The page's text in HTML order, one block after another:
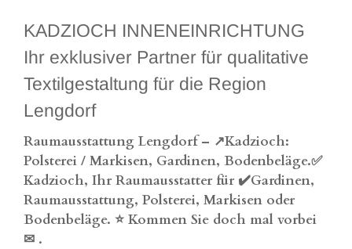
KADZIOCH INNENEINRICHTUNG
Ihr exklusiver Partner für qualitative
Textilgestaltung für die Region
Lengdorf
Raumausstattung Lengdorf – ↗️Kadzioch:
Polsterei / Markisen, Gardinen, Bodenbeläge.✅
Kadzioch, Ihr Raumausstatter für ✔️Gardinen,
Raumausstattung, Polsterei, Markisen oder
Bodenbeläge. ⭐ Kommen Sie doch mal vorbei
✉ .